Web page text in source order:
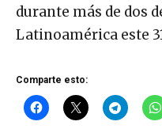
durante más de dos
Latinoamérica este
Comparte esto: